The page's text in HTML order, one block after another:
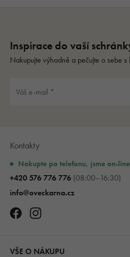
Kontakty
Nakupte po telefonu, jsme on-line
+420 576 776 776 (08:00–16:30)
info@oveckarna.cz
VŠE O NÁKUPU